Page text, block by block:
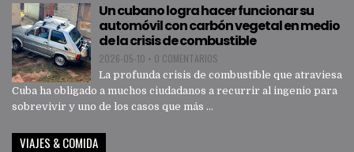
Un cubano logra hacer funcionar su
automóvil con carbón vegetal en medio
de la crisis de combustible
2026-05-10 • 0 COMENTARIOS
La profunda crisis de combustible que atraviesa
Cuba ha obligado a muchos ciudadanos a recurrir al ingenio para
sobrevivir y uno de los casos que más ...
VIAJES & COMIDA